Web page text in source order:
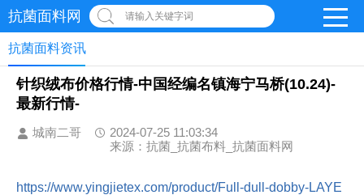
抗菌面料网 请输入关键字词
抗菌面料资讯
针织绒布价格行情-中国经编名镇海宁马桥(10.24)-
最新行情-
城南二哥
2024-07-25 11:03:34
来源：抗菌_抗菌布料_抗菌面料网
https://www.yingjietex.com/product/Full-dull-dobby-LAYE